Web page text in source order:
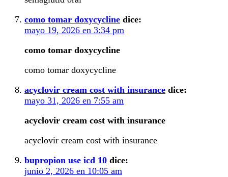
como tomar doxycycline dice:
mayo 19, 2026 en 3:34 pm
como tomar doxycycline
como tomar doxycycline
acyclovir cream cost with insurance dice:
mayo 31, 2026 en 7:55 am
acyclovir cream cost with insurance
acyclovir cream cost with insurance
bupropion use icd 10 dice:
junio 2, 2026 en 10:05 am